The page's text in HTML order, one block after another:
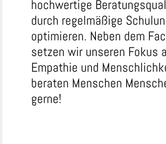
hochwertige
durch regelmäßige
optimieren. Neben dem
setzen wir unseren Fokus
Empathie und
beraten Menschen
gerne!